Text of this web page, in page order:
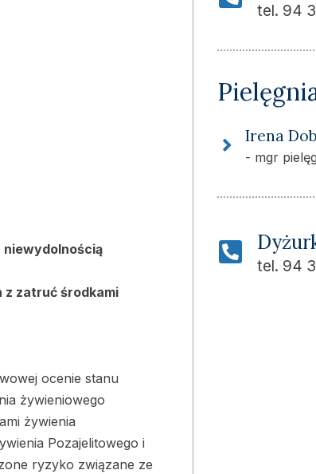
zatruć środkami
ocenie stanu
żywieniowego
żywienia
Pozajelitowego i
ryzyko związane ze
tel. 94
Irena
- mgr
tel. 94